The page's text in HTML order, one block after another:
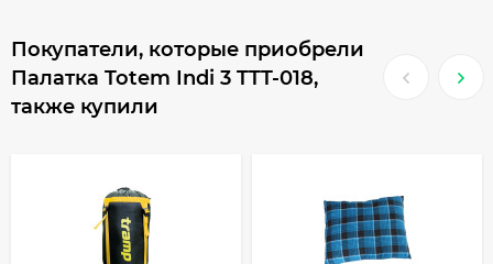
Покупатели, которые приобрели
Палатка Totem Indi 3 TTT-018,
также купили